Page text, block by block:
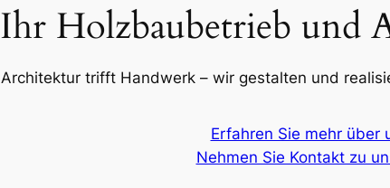
Ihr Holzbaubetrieb und
Architektur trifft Handwerk – wir gestalten und
Erfahren Sie mehr über
Nehmen Sie Kontakt zu